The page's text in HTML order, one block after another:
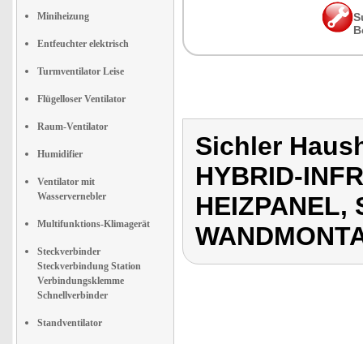
Miniheizung
Entfeuchter elektrisch
Turmventilator Leise
Flügelloser Ventilator
Raum-Ventilator
Humidifier
Ventilator mit
Wasservernebler
Multifunktions-Klimagerät
Steckverbinder
Steckverbindung Station
Verbindungsklemme
Schnellverbinder
Standventilator
Sichler
HYBRID-
HEIZPANEL,